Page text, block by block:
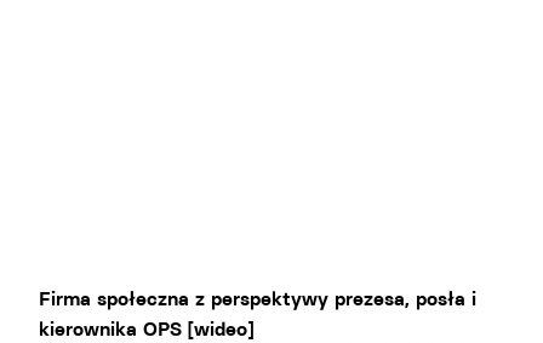
Firma społeczna z perspektywy prezesa, posła i
kierownika OPS [wideo]